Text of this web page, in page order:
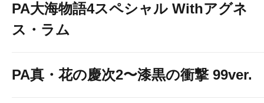
PA大海物語4スペシャル Withアグネ
ス・ラム
PA真・花の慶次2〜漆黒の衝撃 99ver.